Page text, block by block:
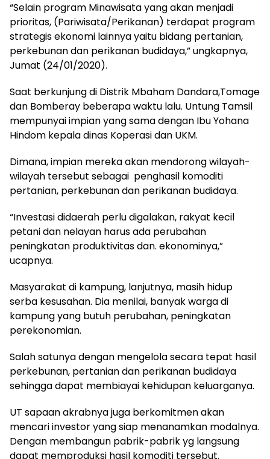
“Selain program Minawisata yang akan menjadi
prioritas, (Pariwisata/Perikanan) terdapat program
strategis ekonomi lainnya yaitu bidang pertanian,
perkebunan dan perikanan budidaya,” ungkapnya,
Jumat (24/01/2020).
Saat berkunjung di Distrik Mbaham Dandara,Tomage
dan Bomberay beberapa waktu lalu. Untung Tamsil
mempunyai impian yang sama dengan Ibu Yohana
Hindom kepala dinas Koperasi dan UKM.
Dimana, impian mereka akan mendorong wilayah-
wilayah tersebut sebagai penghasil komoditi
pertanian, perkebunan dan perikanan budidaya.
“Investasi didaerah perlu digalakan, rakyat kecil
petani dan nelayan harus ada perubahan
peningkatan produktivitas dan. ekonominya,”
ucapnya.
Masyarakat di kampung, lanjutnya, masih hidup
serba kesusahan. Dia menilai, banyak warga di
kampung yang butuh perubahan, peningkatan
perekonomian.
Salah satunya dengan mengelola secara tepat hasil
perkebunan, pertanian dan perikanan budidaya
sehingga dapat membiayai kehidupan keluarganya.
UT sapaan akrabnya juga berkomitmen akan
mencari investor yang siap menanamkan modalnya.
Dengan membangun pabrik-pabrik yg langsung
dapat memproduksi hasil komoditi tersebut.